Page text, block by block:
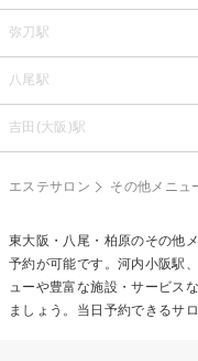
弥刀駅
八尾駅
吉田(大阪)駅
エステサロン その他メニュ
東大阪・八尾・柏原のその他
予約が可能です。河内小阪駅
ューや豊富な施設・サービス
ましょう。当日予約できるサ